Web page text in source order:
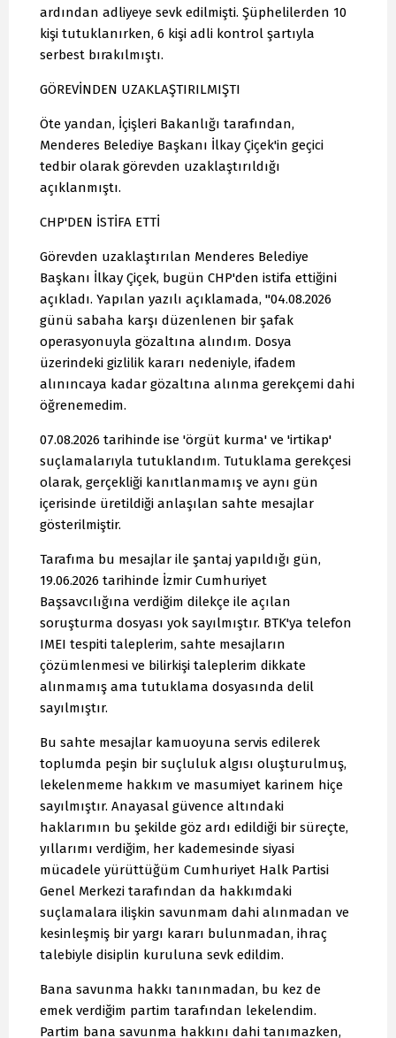
ardından adliyeye sevk edilmişti. Şüphelilerden 10
kişi tutuklanırken, 6 kişi adli kontrol şartıyla
serbest bırakılmıştı.
GÖREVİNDEN UZAKLAŞTIRILMIŞTI
Öte yandan, İçişleri Bakanlığı tarafından,
Menderes Belediye Başkanı İlkay Çiçek'in geçici
tedbir olarak görevden uzaklaştırıldığı
açıklanmıştı.
CHP'DEN İSTİFA ETTİ
Görevden uzaklaştırılan Menderes Belediye
Başkanı İlkay Çiçek, bugün CHP'den istifa ettiğini
açıkladı. Yapılan yazılı açıklamada, "04.08.2026
günü sabaha karşı düzenlenen bir şafak
operasyonuyla gözaltına alındım. Dosya
üzerindeki gizlilik kararı nedeniyle, ifadem
alınıncaya kadar gözaltına alınma gerekçemi dahi
öğrenemedim.
07.08.2026 tarihinde ise 'örgüt kurma' ve 'irtikap'
suçlamalarıyla tutuklandım. Tutuklama gerekçesi
olarak, gerçekliği kanıtlanmamış ve aynı gün
içerisinde üretildiği anlaşılan sahte mesajlar
gösterilmiştir.
Tarafıma bu mesajlar ile şantaj yapıldığı gün,
19.06.2026 tarihinde İzmir Cumhuriyet
Başsavcılığına verdiğim dilekçe ile açılan
soruşturma dosyası yok sayılmıştır. BTK'ya telefon
IMEI tespiti taleplerim, sahte mesajların
çözümlenmesi ve bilirkişi taleplerim dikkate
alınmamış ama tutuklama dosyasında delil
sayılmıştır.
Bu sahte mesajlar kamuoyuna servis edilerek
toplumda peşin bir suçluluk algısı oluşturulmuş,
lekelenmeme hakkım ve masumiyet karinem hiçe
sayılmıştır. Anayasal güvence altındaki
haklarımın bu şekilde göz ardı edildiği bir süreçte,
yıllarımı verdiğim, her kademesinde siyasi
mücadele yürüttüğüm Cumhuriyet Halk Partisi
Genel Merkezi tarafından da hakkımdaki
suçlamalara ilişkin savunmam dahi alınmadan ve
kesinleşmiş bir yargı kararı bulunmadan, ihraç
talebiyle disiplin kuruluna sevk edildim.
Bana savunma hakkı tanınmadan, bu kez de
emek verdiğim partim tarafından lekelendim.
Partim bana savunma hakkını dahi tanımazken,